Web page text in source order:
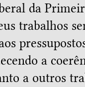
da
trabalhos
a
a outros